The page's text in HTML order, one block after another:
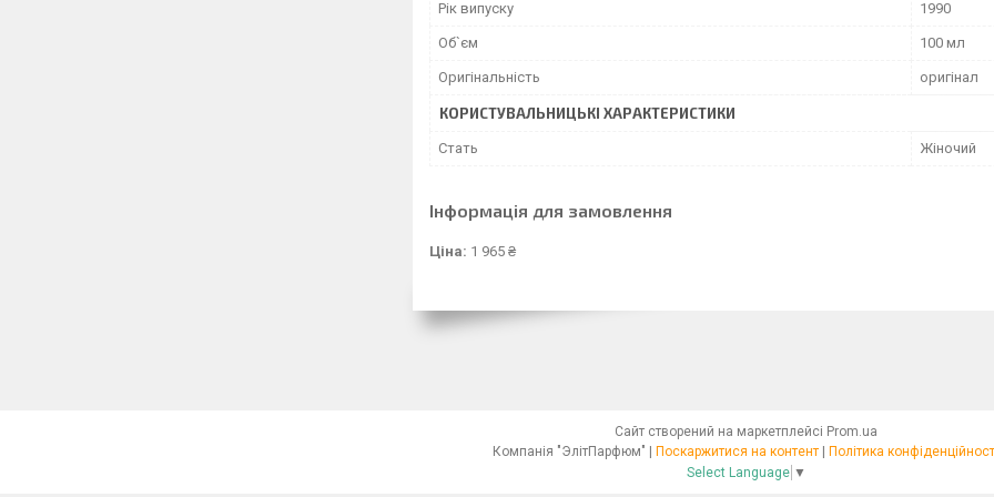
Рік випуску 1990
Об`єм 100 мл
Оригінальність оригінал
КОРИСТУВАЛЬНИЦЬКІ ХАРАКТЕРИСТИКИ
Стать Жіночий
Інформація для замовлення
Ціна: 1 965 ₴
Сайт створений на маркетплейсі Prom.ua
Поскаржитися на контент
Політика
Select Language ▼